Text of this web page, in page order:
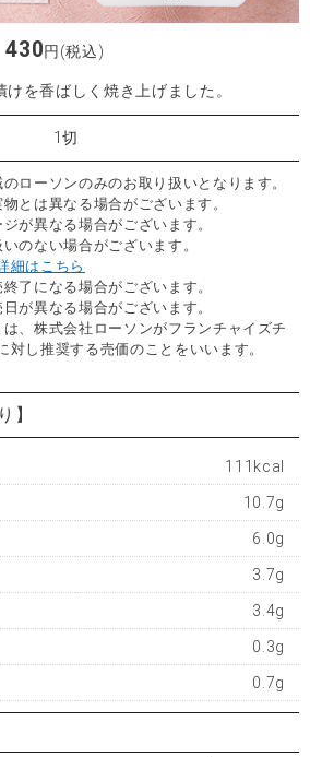
430円(税込)
を香ばしく焼き上げました。
1切
ローソンのみのお取り扱いとなります。
とは異なる場合がございます。
が異なる場合がございます。
のない場合がございます。
細はこちら
了になる場合がございます。
が異なる場合がございます。
、株式会社ローソンがフランチャイズチ
対し推奨する売価のことをいいます。
】
111kcal
10.7g
6.0g
3.7g
3.4g
0.3g
0.7g